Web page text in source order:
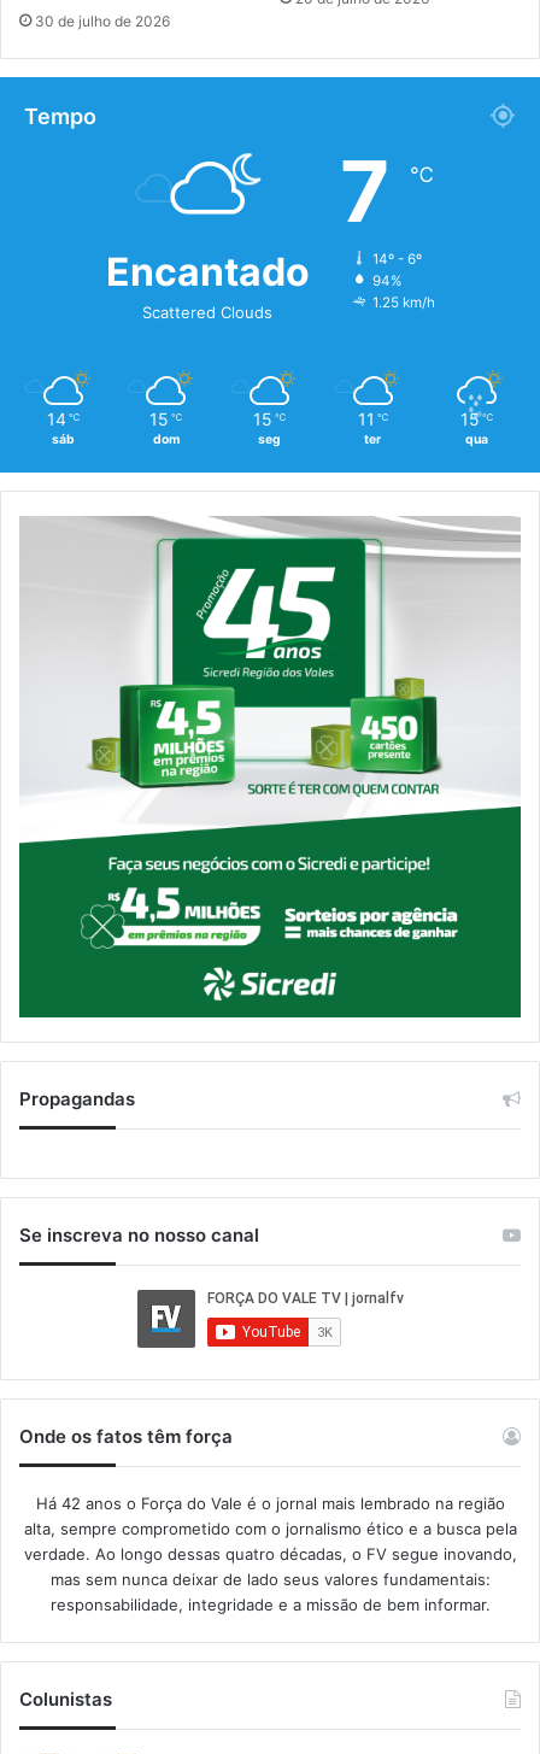
30 de julho de 2026
Tempo
Encantado
Scattered Clouds
7 ℃
14º - 6º
94%
1.25 km/h
14 ℃
sáb
15 ℃
dom
15 ℃
seg
11 ℃
ter
15 ℃
qua
Propagandas
Se inscreva no nosso canal
Onde os fatos têm força
Há 42 anos o Força do Vale é o jornal mais lembrado na região
alta, sempre comprometido com o jornalismo ético e a busca pela
verdade. Ao longo dessas quatro décadas, o FV segue inovando,
mas sem nunca deixar de lado seus valores fundamentais:
responsabilidade, integridade e a missão de bem informar.​
Colunistas